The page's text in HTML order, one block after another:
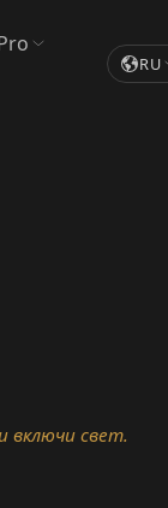
RU
включи свет.